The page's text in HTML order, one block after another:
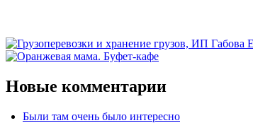
Новые комментарии
Были там очень было интересно